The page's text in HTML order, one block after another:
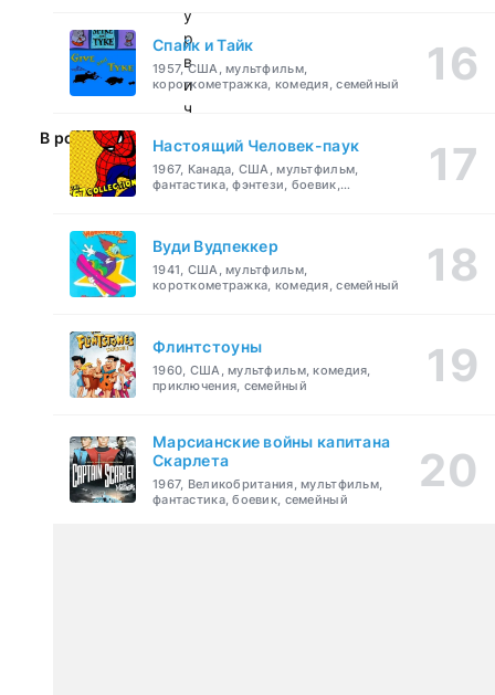
у
р
в
и
ч
В ролях:
Спайк и Тайк
1957, США, мультфильм,
короткометражка, комедия, семейный
Настоящий Человек-паук
1967, Канада, США, мультфильм,
фантастика, фэнтези, боевик,
Вуди Вудпеккер
1941, США, мультфильм,
короткометражка, комедия, семейный
Флинтстоуны
1960, США, мультфильм, комедия,
приключения, семейный
Марсианские войны капитана
Скарлета
1967, Великобритания, мультфильм,
фантастика, боевик, семейный